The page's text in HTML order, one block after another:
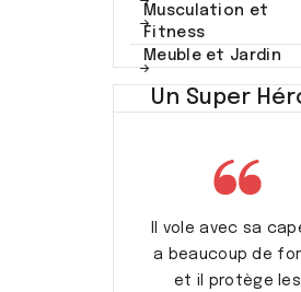
Musculation et
Fitness
Meuble et Jardin
Un Super
Il vole avec sa
a beaucoup de
et il protège les